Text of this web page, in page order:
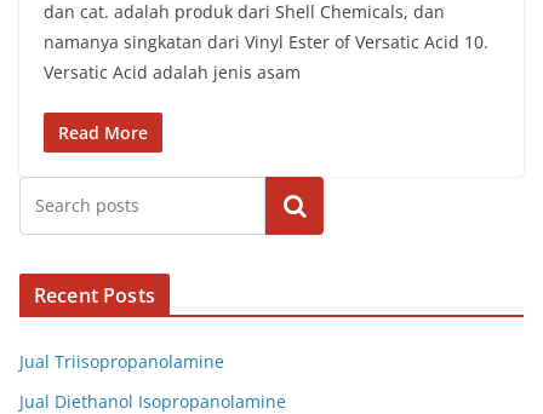
dan cat. adalah produk dari Shell Chemicals, dan
namanya singkatan dari Vinyl Ester of Versatic Acid 10.
Versatic Acid adalah jenis asam
Read More
Cari
Recent Posts
Jual Triisopropanolamine
Jual Diethanol Isopropanolamine